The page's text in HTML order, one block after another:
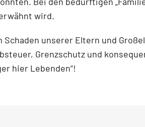
wird.
unserer Eltern und
Grenzschutz und
hier Lebenden“!